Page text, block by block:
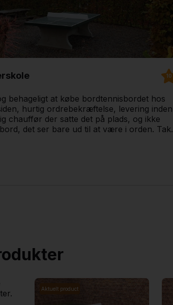
10
behageligt at købe bordtennisbordet hos
hurtig ordrebekræftelse, levering inden
chauffør der satte det på plads, og ikke
det ser bare ud til at være i orden. Tak.
Aktuelt product